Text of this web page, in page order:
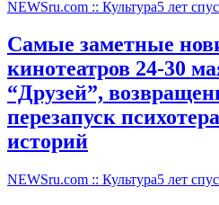
NEWSru.com :: Культура5 лет
Самые заметные
кинотеатров 24-30
“Друзей”,
перезапуск
историй
NEWSru.com :: Культура5 лет